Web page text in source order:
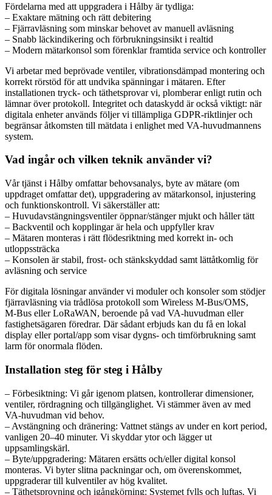
Fördelarna med att uppgradera i Hålby är tydliga:
– Exaktare mätning och rätt debitering
– Fjärravläsning som minskar behovet av manuell avläsning
– Snabb läckindikering och förbrukningsinsikt i realtid
– Modern mätarkonsol som förenklar framtida service och kontroller
Vi arbetar med beprövade ventiler, vibrationsdämpad montering och
korrekt rörstöd för att undvika spänningar i mätaren. Efter
installationen tryck- och täthetsprovar vi, plomberar enligt rutin och
lämnar över protokoll. Integritet och dataskydd är också viktigt: när
digitala enheter används följer vi tillämpliga GDPR-riktlinjer och
begränsar åtkomsten till mätdata i enlighet med VA-huvudmannens
system.
Vad ingår och vilken teknik använder vi?
Vår tjänst i Hålby omfattar behovsanalys, byte av mätare (om
uppdraget omfattar det), uppgradering av mätarkonsol, injustering
och funktionskontroll. Vi säkerställer att:
– Huvudavstängningsventiler öppnar/stänger mjukt och håller tätt
– Backventil och kopplingar är hela och uppfyller krav
– Mätaren monteras i rätt flödesriktning med korrekt in- och
utloppssträcka
– Konsolen är stabil, frost- och stänkskyddad samt lättåtkomlig för
avläsning och service
För digitala lösningar använder vi moduler och konsoler som stödjer
fjärravläsning via trådlösa protokoll som Wireless M‑Bus/OMS,
M‑Bus eller LoRaWAN, beroende på vad VA-huvudman eller
fastighetsägaren föredrar. Där sådant erbjuds kan du få en lokal
display eller portal/app som visar dygns- och timförbrukning samt
larm för onormala flöden.
Installation steg för steg i Hålby
– Förbesiktning: Vi går igenom platsen, kontrollerar dimensioner,
ventiler, rördragning och tillgänglighet. Vi stämmer även av med
VA-huvudman vid behov.
– Avstängning och dränering: Vattnet stängs av under en kort period,
vanligen 20–40 minuter. Vi skyddar ytor och lägger ut
uppsamlingskärl.
– Byte/uppgradering: Mätaren ersätts och/eller digital konsol
monteras. Vi byter slitna packningar och, om överenskommet,
uppgraderar till kulventiler av hög kvalitet.
– Täthetsprovning och igångkörning: Systemet fylls och luftas. Vi